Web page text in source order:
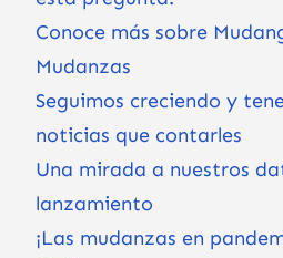
Conoce más sobre
Mudanzas
Seguimos creciendo y
noticias que contarles
Una mirada a nuestros
lanzamiento
¡Las mudanzas en